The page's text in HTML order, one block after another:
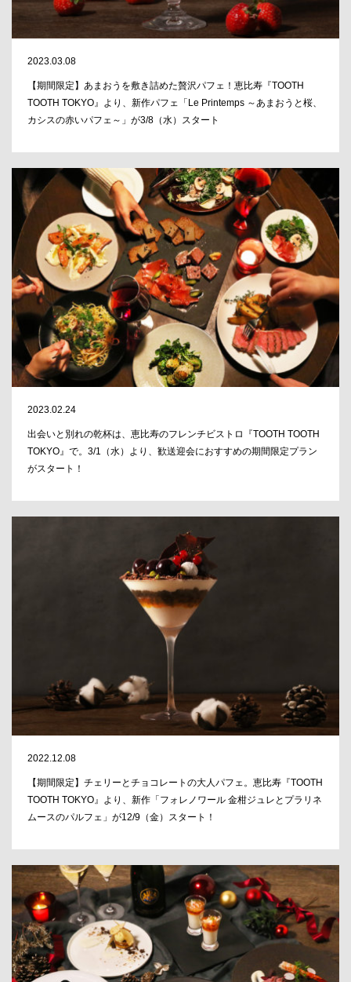
2023.03.08
【期間限定】あまおうを敷き詰めた贅沢パフェ！恵比寿『TOOTH
TOOTH TOKYO』より、新作パフェ「Le Printemps ～あまおうと桜、
カシスの赤いパフェ～」が3/8（水）スタート
2023.02.24
出会いと別れの乾杯は、恵比寿のフレンチビストロ『TOOTH TOOTH
TOKYO』で。3/1（水）より、歓送迎会におすすめの期間限定プラン
がスタート！
2022.12.08
【期間限定】チェリーとチョコレートの大人パフェ。恵比寿『TOOTH
TOOTH TOKYO』より、新作「フォレノワール 金柑ジュレとプラリネ
ムースのパルフェ」が12/9（金）スタート！